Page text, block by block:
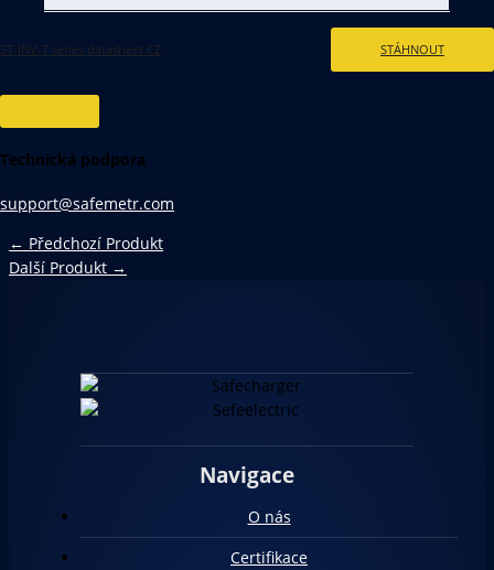
ST-INV-T series datasheet CZ STÁHNOUT
Technická podpora
support@safemetr.com
← Předchozí Produkt
Další Produkt →
Navigace
O nás
Certifikace